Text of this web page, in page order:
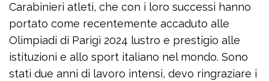
Carabinieri atleti, che con i loro successi hanno
portato come recentemente accaduto alle
Olimpiadi di Parigi 2024 lustro e prestigio alle
istituzioni e allo sport italiano nel mondo. Sono
stati due anni di lavoro intensi, devo ringraziare i